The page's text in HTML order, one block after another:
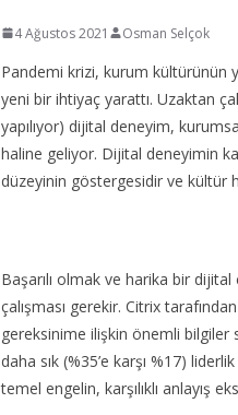
4 Ağustos 2021 Osman Selçok
Pandemi krizi, kurum kültürünün
yeni bir ihtiyaç yarattı. Uzaktan
yapılıyor) dijital deneyim,
haline geliyor. Dijital deneyimin
düzeyinin göstergesidir ve kültür
Başarılı olmak ve harika bir
çalışması gerekir. Citrix
gereksinime ilişkin önemli bilgiler
daha sık (%35’e karşı %17)
temel engelin, karşılıklı anlayış